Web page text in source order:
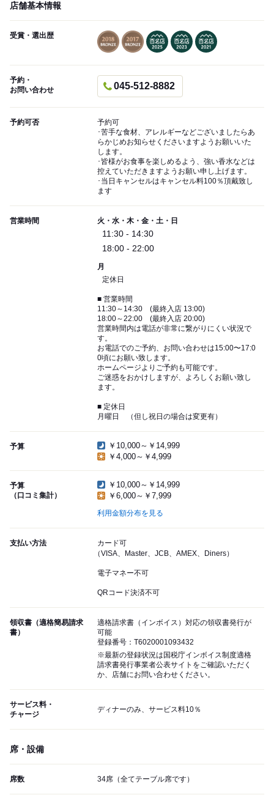
店舗基本情報
受賞・選出歴
予約・
お問い合わせ
045-512-8882
予約可否
予約可
･苦手な食材、アレルギーなどございましたらあ
らかじめお知らせくださいますようお願いいた
します。
･皆様がお食事を楽しめるよう、強い香水などは
控えていただきますようお願い申し上げます。
･当日キャンセルはキャンセル料100％頂戴致し
ます
営業時間 火・水・木・金・土・日
11:30 - 14:30
18:00 - 22:00
月
定休日
■ 営業時間
11:30～14:30 (最終入店 13:00)
18:00～22:00 (最終入店 20:00)
営業時間内は電話が非常に繋がりにくい状況で
す。
お電話でのご予約、お問い合わせは15:00〜17:0
0頃にお願い致します。
ホームページよりご予約も可能です。
ご迷惑をおかけしますが、よろしくお願い致し
ます。
■ 定休日
月曜日 （但し祝日の場合は変更有）
予算
￥10,000～￥14,999
￥4,000～￥4,999
予算
（口コミ集計）
￥10,000～￥14,999
￥6,000～￥7,999
利用金額分布を見る
支払い方法
カード可
（VISA、Master、JCB、AMEX、Diners）
電子マネー不可
QRコード決済不可
領収書（適格簡易請求
書）
適格請求書（インボイス）対応の領収書発行が
可能
登録番号：T6020001093432
※最新の登録状況は国税庁インボイス制度適格
請求書発行事業者公表サイトをご確認いただく
か、店舗にお問い合わせください。
サービス料・
チャージ
ディナーのみ、サービス料10％
席・設備
席数 34席（全てテーブル席です）